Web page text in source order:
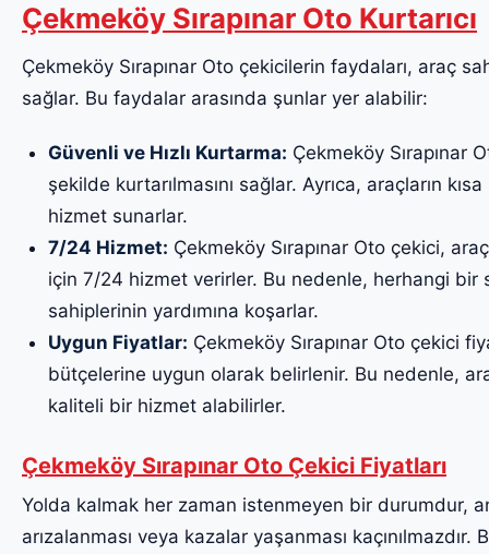
Çekmeköy Sırapınar Oto Kurtarıcı
Çekmeköy Sırapınar Oto çekicilerin faydaları, araç
sağlar. Bu faydalar arasında şunlar yer alabilir:
Güvenli ve Hızlı Kurtarma: Çekmeköy Sırapınar
şekilde kurtarılmasını sağlar. Ayrıca, araçların
hizmet sunarlar.
7/24 Hizmet: Çekmeköy Sırapınar Oto çekici,
için 7/24 hizmet verirler. Bu nedenle, herhangi bir
sahiplerinin yardımına koşarlar.
Uygun Fiyatlar: Çekmeköy Sırapınar Oto çekici
bütçelerine uygun olarak belirlenir. Bu nedenle,
kaliteli bir hizmet alabilirler.
Çekmeköy Sırapınar Oto Çekici Fiyatları
Yolda kalmak her zaman istenmeyen bir durumdur,
arızalanması veya kazalar yaşanması